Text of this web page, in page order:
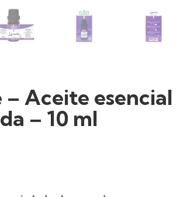
– Aceite esencial
– 10 ml